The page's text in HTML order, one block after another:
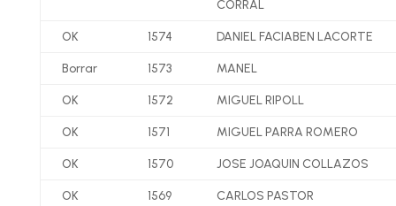
CORRAL
OK 1574 DANIEL FACIABEN LACORTE
Borrar 1573 MANEL
OK 1572 MIGUEL RIPOLL
OK 1571 MIGUEL PARRA ROMERO
OK 1570 JOSE JOAQUIN COLLAZOS
OK 1569 CARLOS PASTOR